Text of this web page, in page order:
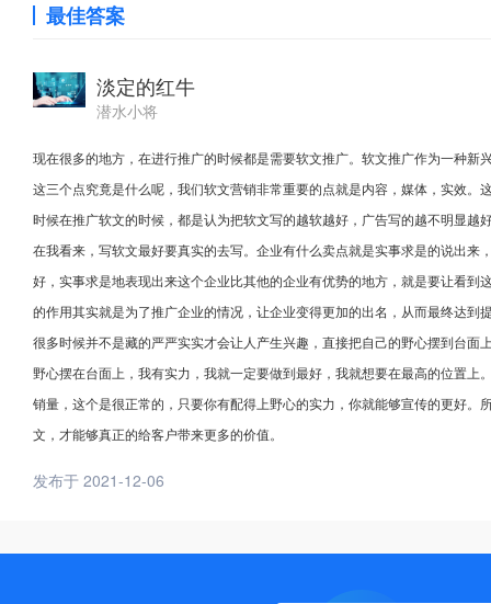
最佳答案
淡定的红牛
潜水小将
现在很多的地方，在进行推广的时候都是需要软文推广。软文推广作为一种
这三个点究竟是什么呢，我们软文营销非常重要的点就是内容，媒体，实效
时候在推广软文的时候，都是认为把软文写的越软越好，广告写的越不明显越
在我看来，写软文最好要真实的去写。企业有什么卖点就是实事求是的说出
好，实事求是地表现出来这个企业比其他的企业有优势的地方，就是要让看
的作用其实就是为了推广企业的情况，让企业变得更加的出名，从而最终达到
很多时候并不是藏的严严实实才会让人产生兴趣，直接把自己的野心摆到台
野心摆在台面上，我有实力，我就一定要做到最好，我就想要在最高的位置
销量，这个是很正常的，只要你有配得上野心的实力，你就能够宣传的更好
文，才能够真正的给客户带来更多的价值。
发布于 2021-12-06